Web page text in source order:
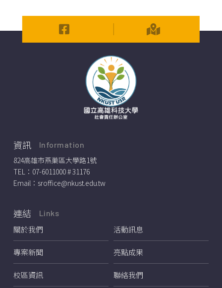
資訊 Information
824高雄市燕巢區大學路1號
TEL： 07-6011000 # 31176
Email： sroffice@nkust.edu.tw
連結 Links
關於我們 活動訊息
專案新聞 亮點成果
校區資訊 聯絡我們